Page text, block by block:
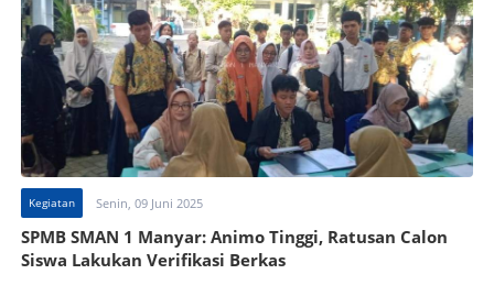
Kegiatan Senin, 09 Juni 2025
SPMB SMAN 1 Manyar: Animo Tinggi, Ratusan Calon
Siswa Lakukan Verifikasi Berkas